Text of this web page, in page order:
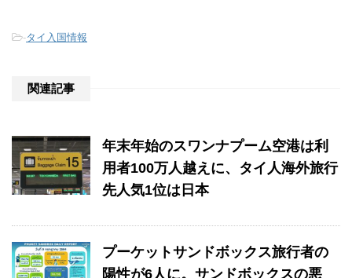
-タイ入国情報
関連記事
年末年始のスワンナプーム空港は利
用者100万人越えに、タイ人海外旅行
先人気1位は日本
プーケットサンドボックス旅行者の
陽性が6人に。サンドボックスの悪